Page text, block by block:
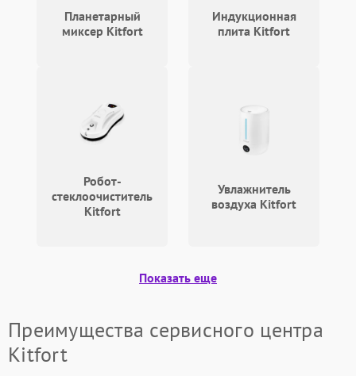
Планетарный
миксер Kitfort
Индукционная
плита Kitfort
Робот-
стеклоочиститель
Kitfort
Увлажнитель
воздуха Kitfort
Показать еще
Преимущества сервисного центра
Kitfort